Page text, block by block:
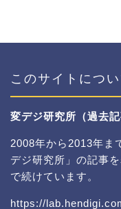
このサイトについ
変デジ研究所（過去記
2008年から2013年ま
デジ研究所」の記事
で続けています。
https://